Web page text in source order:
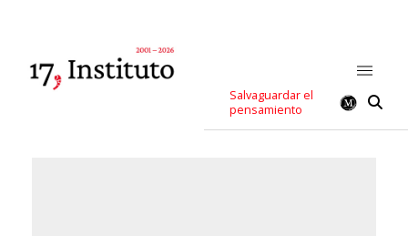
Salvaguardar el
pensamiento